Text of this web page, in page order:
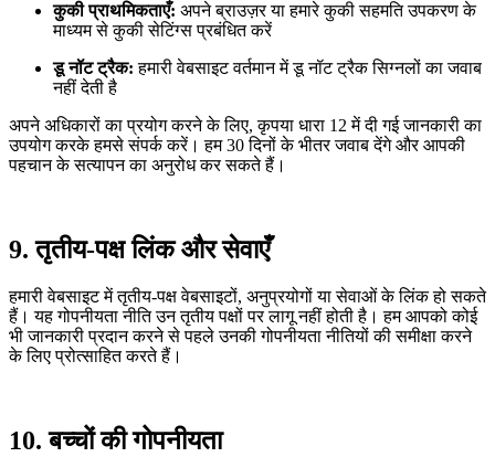
कुकी प्राथमिकताएँ: अपने ब्राउज़र या हमारे कुकी सहमति उपकरण के
माध्यम से कुकी सेटिंग्स प्रबंधित करें
डू नॉट ट्रैक: हमारी वेबसाइट वर्तमान में डू नॉट ट्रैक सिग्नलों का जवाब
नहीं देती है
अपने अधिकारों का प्रयोग करने के लिए, कृपया धारा 12 में दी गई जानकारी का
उपयोग करके हमसे संपर्क करें। हम 30 दिनों के भीतर जवाब देंगे और आपकी
पहचान के सत्यापन का अनुरोध कर सकते हैं।
9. तृतीय-पक्ष लिंक और सेवाएँ
हमारी वेबसाइट में तृतीय-पक्ष वेबसाइटों, अनुप्रयोगों या सेवाओं के लिंक हो सकते
हैं। यह गोपनीयता नीति उन तृतीय पक्षों पर लागू नहीं होती है। हम आपको कोई
भी जानकारी प्रदान करने से पहले उनकी गोपनीयता नीतियों की समीक्षा करने
के लिए प्रोत्साहित करते हैं।
10. बच्चों की गोपनीयता